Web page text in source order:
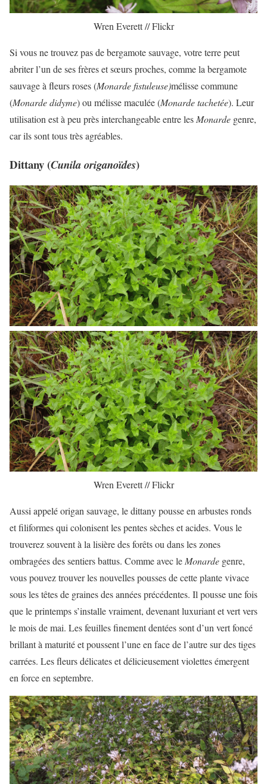
Wren Everett // Flickr
Si vous ne trouvez pas de bergamote sauvage, votre terre peut
abriter l’un de ses frères et sœurs proches, comme la bergamote
sauvage à fleurs roses (Monarde fistuleuse)mélisse commune
(Monarde didyme) ou mélisse maculée (Monarde tachetée). Leur
utilisation est à peu près interchangeable entre les Monarde genre,
car ils sont tous très agréables.
Dittany (Cunila origanoïdes)
Wren Everett // Flickr
Aussi appelé origan sauvage, le dittany pousse en arbustes ronds
et filiformes qui colonisent les pentes sèches et acides. Vous le
trouverez souvent à la lisière des forêts ou dans les zones
ombragées des sentiers battus. Comme avec leMonarde genre,
vous pouvez trouver les nouvelles pousses de cette plante vivace
sous les têtes de graines des années précédentes. Il pousse une fois
que le printemps s’installe vraiment, devenant luxuriant et vert vers
le mois de mai. Les feuilles finement dentées sont d’un vert foncé
brillant à maturité et poussent l’une en face de l’autre sur des tiges
carrées. Les fleurs délicates et délicieusement violettes émergent
en force en septembre.